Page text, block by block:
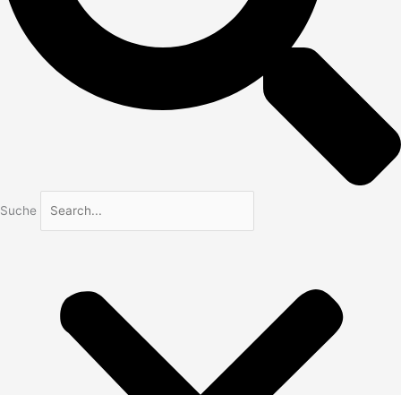
Suche